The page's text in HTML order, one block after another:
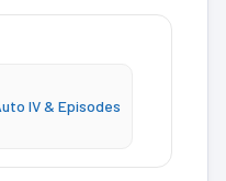
IV & Episodes